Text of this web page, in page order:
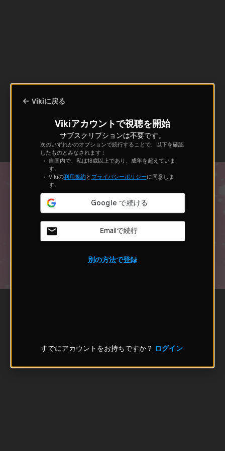
Vikiに戻る
Vikiアカウントで視聴を開始
サブスクリプションは不要です。
次のいずれかのオプションで続行することで、以下を確認
したものとみなされます：
自国内で、私は18歳以上であり、成年を超えていま
す。
Vikiの利用規約と プライバシーポリシーに同意しま
す。
Emailで続行
別の方法で登録
すでにアカウントをお持ちですか？ ログイン